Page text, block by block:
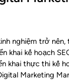
nghiệm trở
khai kế hoạch
khai thực thi kế
Marketing